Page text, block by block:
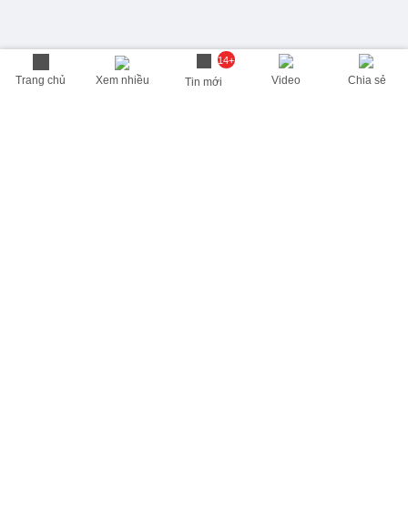
Trang chủ Xem nhiều
14+
Tin mới Video Chia sẻ